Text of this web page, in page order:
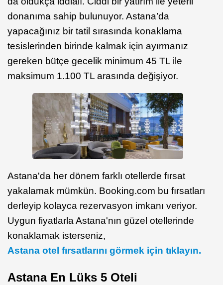
donanıma sahip bulunuyor. Astana’da
yapacağınız bir tatil sırasında konaklama
tesislerinden birinde kalmak için ayırmanız
gereken bütçe gecelik minimum 45 TL ile
maksimum 1.100 TL arasında değişiyor.
Astana'da her dönem farklı otellerde fırsat
yakalamak mümkün. Booking.com bu fırsatları
derleyip kolayca rezervasyon imkanı veriyor.
Uygun fiyatlarla Astana'nın güzel otellerinde
konaklamak isterseniz,
Astana otel fırsatlarını görmek için tıklayın.
Astana En Lüks 5 Oteli